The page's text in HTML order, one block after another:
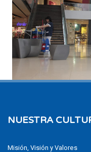
NUESTRA
Misión, Visión y Valores